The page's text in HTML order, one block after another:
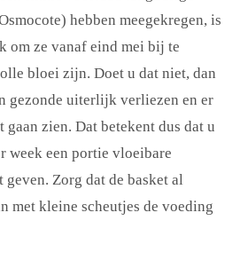
hebben meegekregen, is
om ze vanaf eind mei bij te
bloei zijn. Doet u dat niet, dan
gezonde uiterlijk verliezen en er
zien. Dat betekent dus dat u
week een portie vloeibare
Zorg dat de basket al
met kleine scheutjes de voeding